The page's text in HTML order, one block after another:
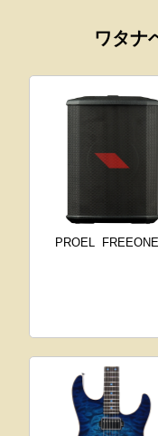
ワタナ
PROEL